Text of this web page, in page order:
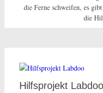
die Ferne schweifen, es
die
Hilfsprojekt Labdoo